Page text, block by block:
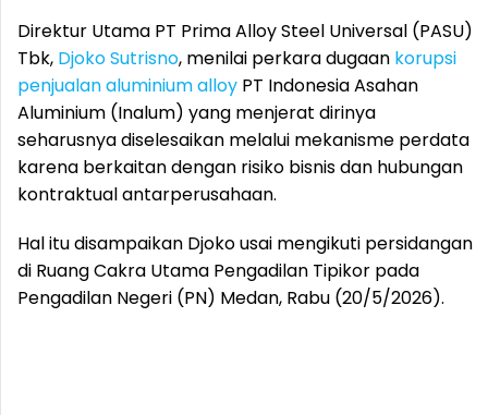
Direktur Utama PT Prima Alloy Steel Universal (PASU)
Tbk, Djoko Sutrisno, menilai perkara dugaan korupsi
penjualan aluminium alloy PT Indonesia Asahan
Aluminium (Inalum) yang menjerat dirinya
seharusnya diselesaikan melalui mekanisme perdata
karena berkaitan dengan risiko bisnis dan hubungan
kontraktual antarperusahaan.
Hal itu disampaikan Djoko usai mengikuti persidangan
di Ruang Cakra Utama Pengadilan Tipikor pada
Pengadilan Negeri (PN) Medan, Rabu (20/5/2026).